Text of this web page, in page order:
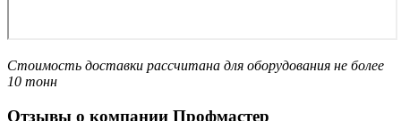
Стоимость доставки рассчитана для оборудования не более
10 тонн
Отзывы о компании Профмастер